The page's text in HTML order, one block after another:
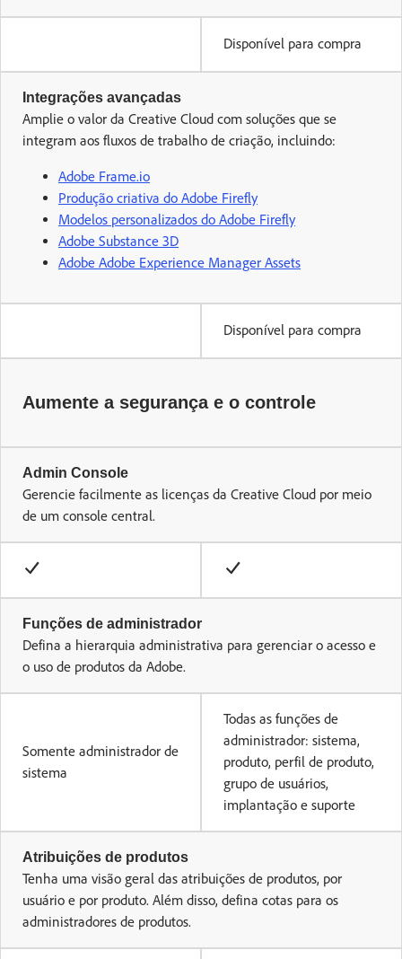
Disponível para compra
Integrações avançadas
Amplie o valor da Creative Cloud com soluções que se
integram aos fluxos de trabalho de criação, incluindo:
Adobe Frame.io
Produção criativa do Adobe Firefly
Modelos personalizados do Adobe Firefly
Adobe Substance 3D
Adobe Adobe Experience Manager Assets
Disponível para compra
Aumente a segurança e o controle
Admin Console
Gerencie facilmente as licenças da Creative Cloud por meio
de um console central.
Funções de administrador
Defina a hierarquia administrativa para gerenciar o acesso e
o uso de produtos da Adobe.
Somente administrador de
sistema
Todas as funções de
administrador: sistema,
produto, perfil de produto,
grupo de usuários,
implantação e suporte
Atribuições de produtos
Tenha uma visão geral das atribuições de produtos, por
usuário e por produto. Além disso, defina cotas para os
administradores de produtos.